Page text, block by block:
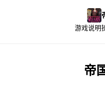
游戏说明
帝